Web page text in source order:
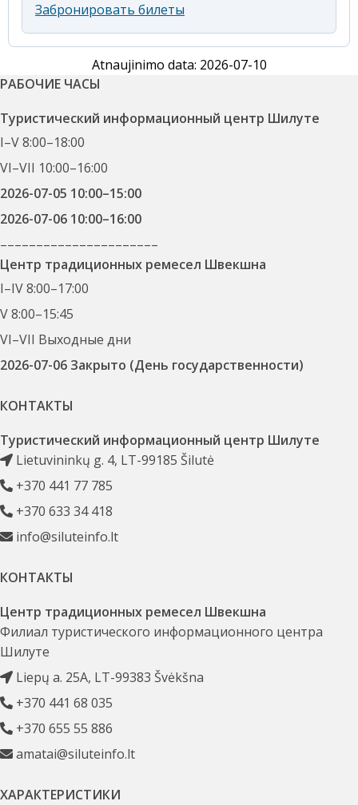
Забронировать билеты
Atnaujinimo data: 2026-07-10
РАБОЧИЕ ЧАСЫ
Туристический информационный центр Шилуте
I–V 8:00–18:00
VI–VII 10:00–16:00
2026-07-05 10:00–15:00
2026-07-06 10:00–16:00
––––––––––––––––––––––
Центр традиционных ремесел Швекшна
I–IV 8:00–17:00
V 8:00–15:45
VI–VII Выходные дни
2026-07-06 Закрыто (День государственности)
КОНТАКТЫ
Туристический информационный центр Шилуте
Lietuvininkų g. 4, LT-99185 Šilutė
+370 441 77 785
+370 633 34 418
info@siluteinfo.lt
КОНТАКТЫ
Центр традиционных ремесел Швекшна
Филиал туристического информационного центра
Шилуте
Liepų a. 25A, LT-99383 Švėkšna
+370 441 68 035
+370 655 55 886
amatai@siluteinfo.lt
ХАРАКТЕРИСТИКИ